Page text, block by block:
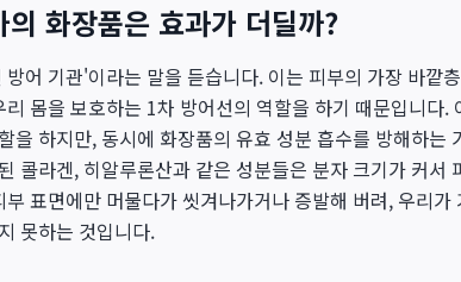
화장품은 효과가 더딜까?
어 기관'이라는 말을 듣습니다. 이는 피부의 가장 바깥
몸을 보호하는 1차 방어선의 역할을 하기 때문입니다.
을 하지만, 동시에 화장품의 유효 성분 흡수를 방해하는
콜라겐, 히알루론산과 같은 성분들은 분자 크기가 커서
표면에만 머물다가 씻겨나가거나 증발해 버려, 우리가
못하는 것입니다.